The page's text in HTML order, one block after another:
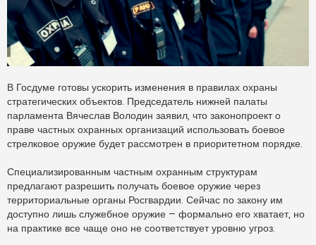
В Госдуме готовы ускорить изменения в правилах охраны
стратегических объектов. Председатель нижней палаты
парламента Вячеслав Володин заявил, что законопроект о
праве частных охранных организаций использовать боевое
стрелковое оружие будет рассмотрен в приоритетном порядке.
Специализированным частным охранным структурам
предлагают разрешить получать боевое оружие через
территориальные органы Росгвардии. Сейчас по закону им
доступно лишь служебное оружие – формально его хватает, но
на практике все чаще оно не соответствует уровню угроз.